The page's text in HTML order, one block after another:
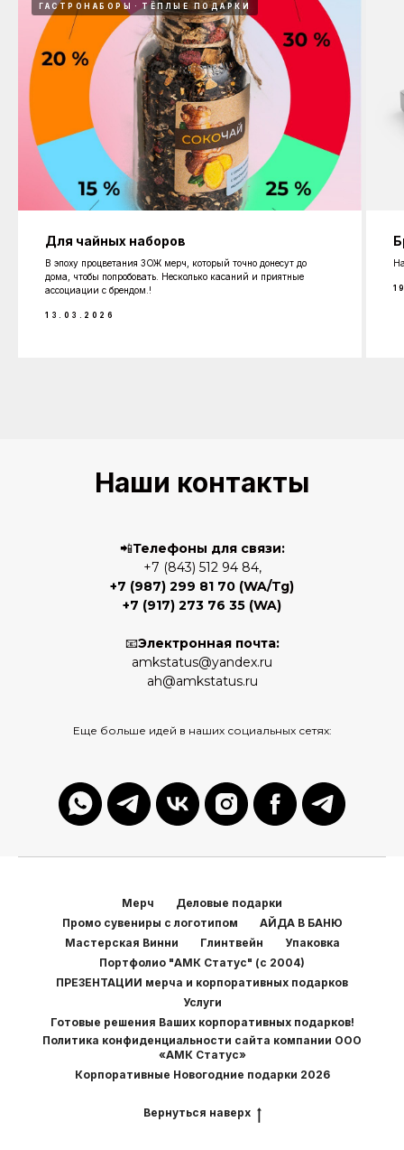
ГАСТРОНАБОРЫ ТЁПЛЫЕ ПОДАРКИ
Для чайных наборов
В эпоху процветания ЗОЖ мерч, который точно донесут до
дома, чтобы попробовать. Несколько касаний и приятные
ассоциации с брендом.!
13.03.2026
Наши контакты
📲Телефоны для связи:
+7 (843) 512 94 84,
+7 (987) 299 81 70 (WA/Tg)
+7 (917) 273 76 35 (WA)
📧Электронная почта:
amkstatus@yandex.ru
ah@amkstatus.ru
Еще больше идей в наших социальных сетях:
Мерч
Деловые подарки
Промо сувениры с логотипом
АЙДА В БАНЮ
Мастерская Винни
Глинтвейн
Упаковка
Портфолио "АМК Статус" (с 2004)
ПРЕЗЕНТАЦИИ мерча и корпоративных подарков
Услуги
Готовые решения Ваших корпоративных подарков!
Политика конфиденциальности сайта компании ООО
«АМК Статус»
Корпоративные Новогодние подарки 2026
Вернуться наверх